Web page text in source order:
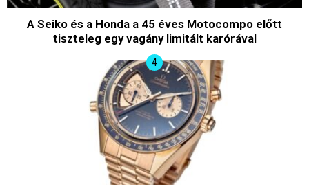
A Seiko és a Honda a 45 éves Motocompo előtt
tiszteleg egy vagány limitált karórával